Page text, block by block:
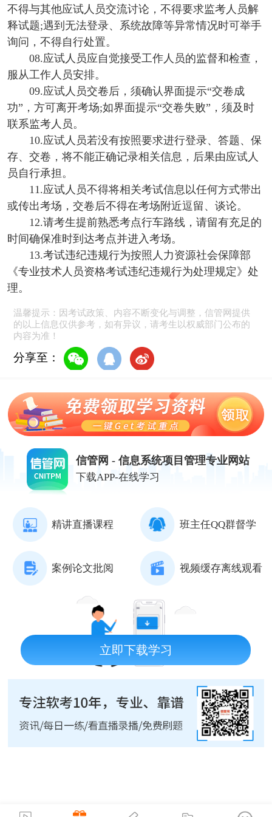
不得与其他应试人员交流讨论，不得要求监考人员解
释试题;遇到无法登录、系统故障等异常情况时可举手
询问，不得自行处置。
08.应试人员应自觉接受工作人员的监督和检查，
服从工作人员安排。
09.应试人员交卷后，须确认界面提示“交卷成
功”，方可离开考场;如界面提示“交卷失败”，须及时
联系监考人员。
10.应试人员若没有按照要求进行登录、答题、保
存、交卷，将不能正确记录相关信息，后果由应试人
员自行承担。
11.应试人员不得将相关考试信息以任何方式带出
或传出考场，交卷后不得在考场附近逗留、谈论。
12.请考生提前熟悉考点行车路线，请留有充足的
时间确保准时到达考点并进入考场。
13.考试违纪违规行为按照人力资源社会保障部
《专业技术人员资格考试违纪违规行为处理规定》处
理。
温馨提示：因考试政策、内容不断变化与调整，信管网提供
的以上信息仅供参考，如有异议，请考生以权威部门公布的
内容为准！
分享至：
信管网 - 信息系统项目管理专业网站
下载APP-在线学习
精讲直播课程 班主任QQ群督学
案例论文批阅 视频缓存离线观看
立即下载学习